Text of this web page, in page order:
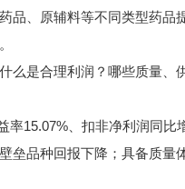
、原辅料等不同类型药品
是合理利润？哪些质量、
15.07%、扣非净利润同比
垒品种回报下降；具备质量